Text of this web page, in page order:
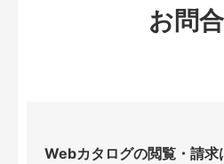
お問
Webカタログの閲覧・請求